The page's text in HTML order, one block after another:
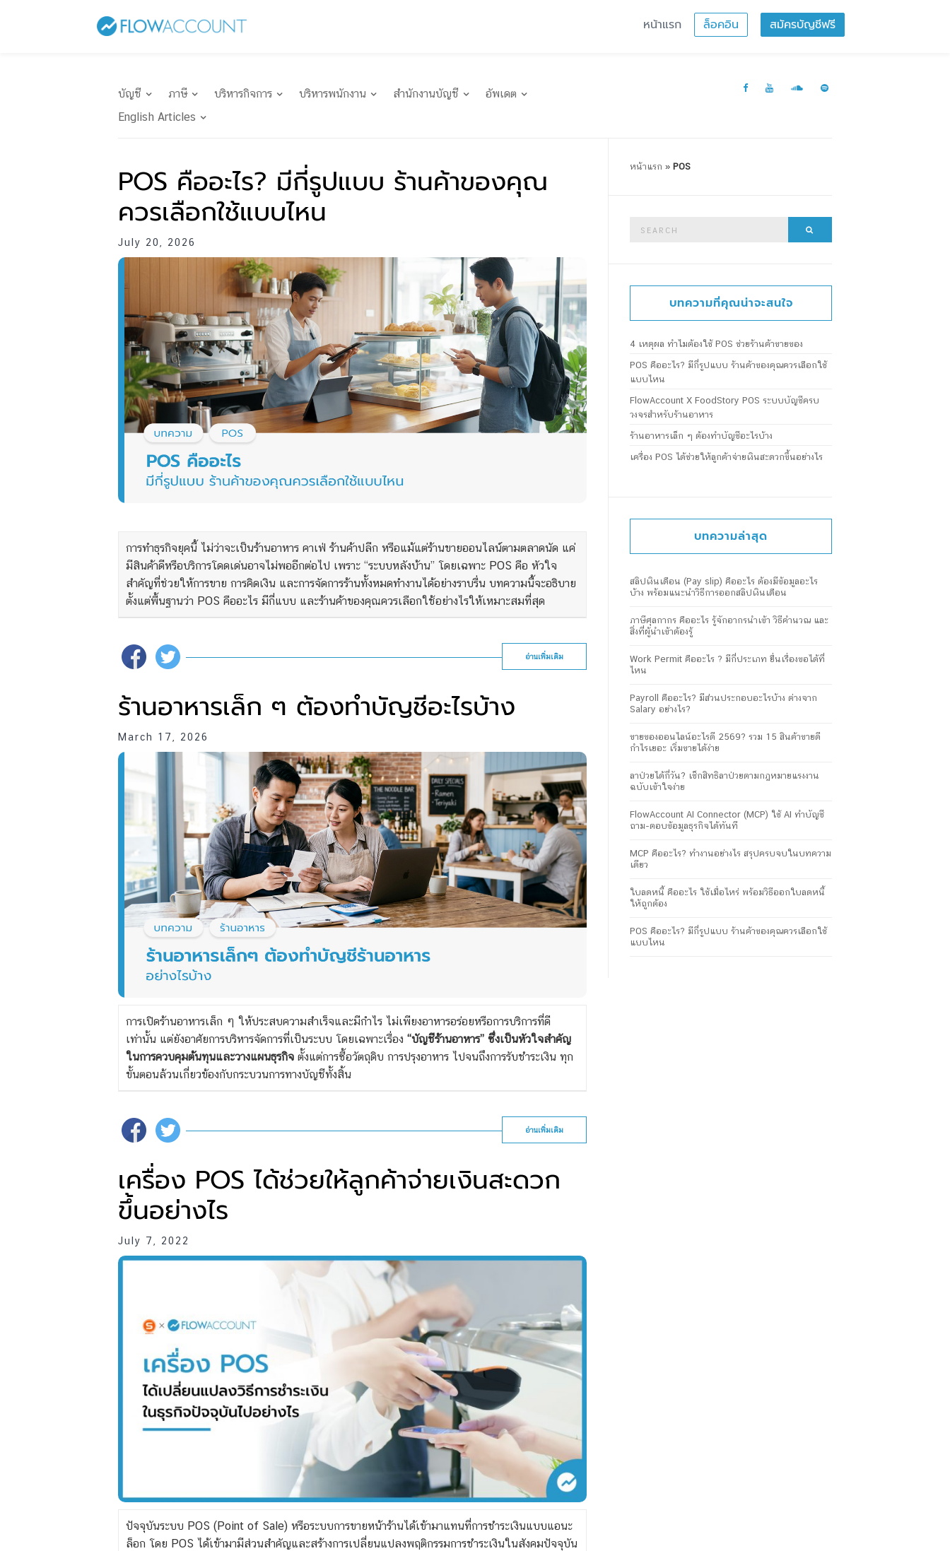
หน้าแรก ล็อคอิน สมัครบัญชีฟรี
บัญชี ภาษี บริหารกิจการ บริหารพนักงาน สำนักงานบัญชี
อัพเดต
English Articles
POS คืออะไร? มีกี่รูปแบบ ร้านค้าของคุณ
ควรเลือกใช้แบบไหน
July 20, 2026
การทำธุรกิจยุคนี้ ไม่ว่าจะเป็นร้านอาหาร คาเฟ่ ร้านค้าปลีก หรือแม้แต่ร้านขายออนไลน์ตามตลาดนัด แค่
มีสินค้าดีหรือบริการโดดเด่นอาจไม่พออีกต่อไป เพราะ “ระบบหลังบ้าน” โดยเฉพาะ POS คือ หัวใจ
สำคัญที่ช่วยให้การขาย การคิดเงิน และการจัดการร้านทั้งหมดทำงานได้อย่างราบรื่น บทความนี้จะอธิบาย
ตั้งแต่พื้นฐานว่า POS คืออะไร มีกี่แบบ และร้านค้าของคุณควรเลือกใช้อย่างไรให้เหมาะสมที่สุด
อ่านเพิ่มเติม
ร้านอาหารเล็ก ๆ ต้องทำบัญชีอะไรบ้าง
March 17, 2026
การเปิดร้านอาหารเล็ก ๆ ให้ประสบความสำเร็จและมีกำไร ไม่เพียงอาหารอร่อยหรือการบริการที่ดี
เท่านั้น แต่ยังอาศัยการบริหารจัดการที่เป็นระบบ โดยเฉพาะเรื่อง “บัญชีร้านอาหาร” ซึ่งเป็นหัวใจสำคัญ
ในการควบคุมต้นทุนและวางแผนธุรกิจ ตั้งแต่การซื้อวัตถุดิบ การปรุงอาหาร ไปจนถึงการรับชำระเงิน ทุก
ขั้นตอนล้วนเกี่ยวข้องกับกระบวนการทางบัญชีทั้งสิ้น
อ่านเพิ่มเติม
เครื่อง POS ได้ช่วยให้ลูกค้าจ่ายเงินสะดวก
ขึ้นอย่างไร
July 7, 2022
ปัจจุบันระบบ POS (Point of Sale) หรือระบบการขายหน้าร้านได้เข้ามาแทนที่การชำระเงินแบบแอนะ
ล็อก โดย POS ได้เข้ามามีส่วนสำคัญและสร้างการเปลี่ยนแปลงพฤติกรรมการชำระเงินในสังคมปัจจุบัน
หน้าแรก » POS
บทความที่คุณน่าจะสนใจ
4 เหตุผล ทำไมต้องใช้ POS ช่วยร้านค้าขายของ
POS คืออะไร? มีกี่รูปแบบ ร้านค้าของคุณควรเลือกใช้
แบบไหน
FlowAccount X FoodStory POS ระบบบัญชีครบ
วงจรสำหรับร้านอาหาร
ร้านอาหารเล็ก ๆ ต้องทำบัญชีอะไรบ้าง
เครื่อง POS ได้ช่วยให้ลูกค้าจ่ายเงินสะดวกขึ้นอย่างไร
บทความล่าสุด
สลิปเงินเดือน (Pay slip) คืออะไร ต้องมีข้อมูลอะไร
บ้าง พร้อมแนะนำวิธีการออกสลิปเงินเดือน
ภาษีศุลกากร คืออะไร รู้จักอากรนำเข้า วิธีคำนวณ และ
สิ่งที่ผู้นำเข้าต้องรู้
Work Permit คืออะไร ? มีกี่ประเภท ยื่นเรื่องขอได้ที่
ไหน
Payroll คืออะไร? มีส่วนประกอบอะไรบ้าง ต่างจาก
Salary อย่างไร?
ขายของออนไลน์อะไรดี 2569? รวม 15 สินค้าขายดี
กำไรเยอะ เริ่มขายได้ง่าย
ลาป่วยได้กี่วัน? เช็กสิทธิลาป่วยตามกฎหมายแรงงาน
ฉบับเข้าใจง่าย
FlowAccount AI Connector (MCP) ใช้ AI ทำบัญชี
ถาม-ตอบข้อมูลธุรกิจได้ทันที
MCP คืออะไร? ทำงานอย่างไร สรุปครบจบในบทความ
เดียว
ใบลดหนี้ คืออะไร ใช้เมื่อไหร่ พร้อมวิธีออกใบลดหนี้
ให้ถูกต้อง
POS คืออะไร? มีกี่รูปแบบ ร้านค้าของคุณควรเลือกใช้
แบบไหน